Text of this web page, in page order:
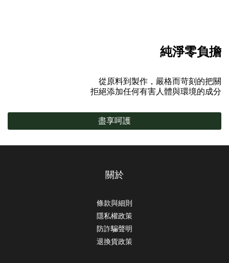
純淨零負擔
從原料到製作，嚴格而苛刻的把關
拒絕添加任何有害人體與環境的成分
盡享呵護
關於
條款與細則
隱私權政策
防詐騙聲明
退換貨政策